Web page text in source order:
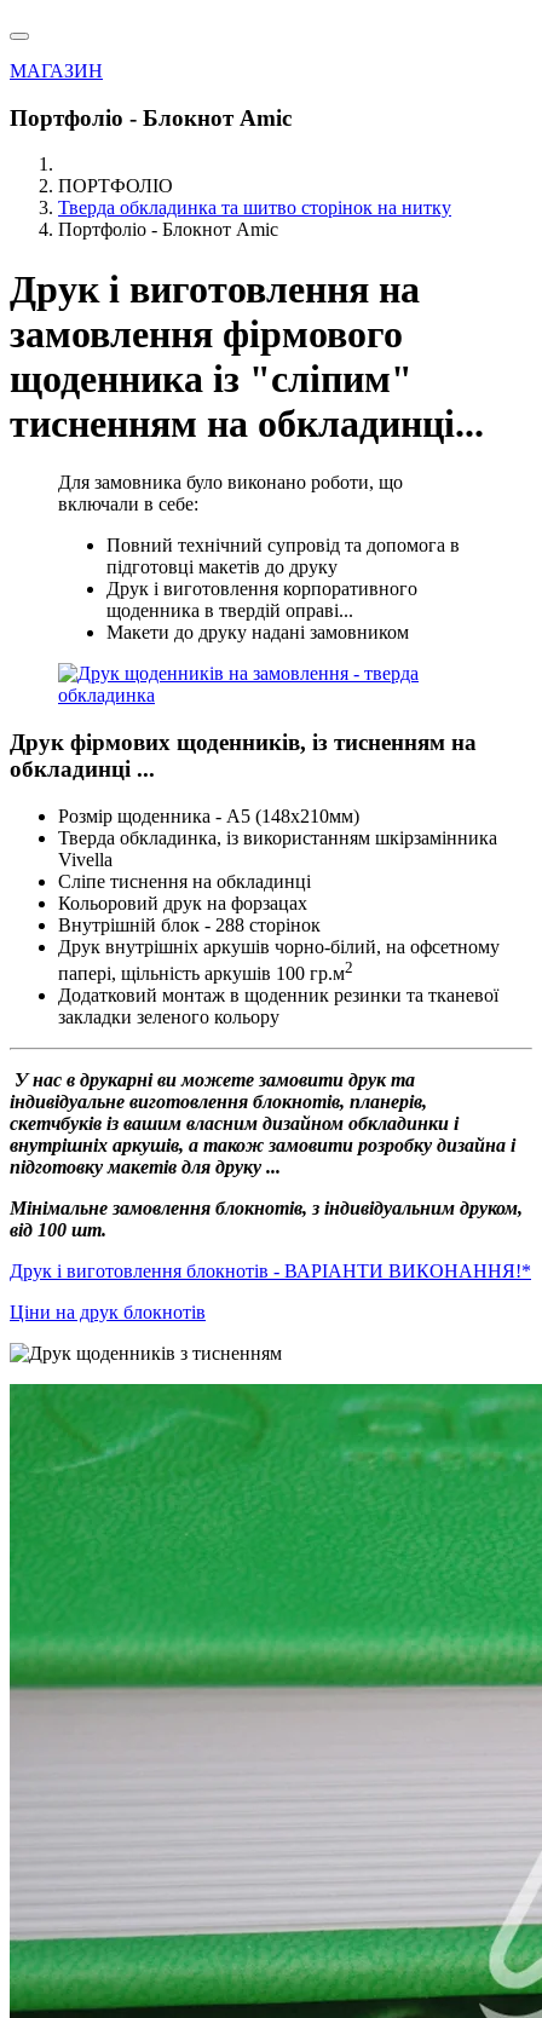
МАГАЗИН
Портфоліо - Блокнот Amic
ПОРТФОЛІО
Тверда обкладинка та шитво сторінок на нитку
Портфоліо - Блокнот Amic
Друк і виготовлення на
замовлення фірмового
щоденника із "сліпим"
тисненням на обкладинці...
Для замовника було виконано роботи, що
включали в себе:
Повний технічний супровід та допомога в
підготовці макетів до друку
Друк і виготовлення корпоративного
щоденника в твердій оправі...
Макети до друку надані замовником
Друк фірмових щоденників, із тисненням на
обкладинці ...
Розмір щоденника - А5 (148х210мм)
Тверда обкладинка, із використанням шкірзамінника
Vivella
Сліпе тиснення на обкладинці
Кольоровий друк на форзацах
Внутрішній блок - 288 сторінок
Друк внутрішніх аркушів чорно-білий, на офсетному
папері, щільність аркушів 100 гр.м2
Додатковий монтаж в щоденник резинки та тканевої
закладки зеленого кольору
У нас в друкарні ви можете замовити друк та
індивідуальне виготовлення блокнотів, планерів,
скетчбуків із вашим власним дизайном обкладинки і
внутрішніх аркушів, а також замовити розробку дизайна і
підготовку макетів для друку ...
Мінімальне замовлення блокнотів, з індивідуальним друком,
від 100 шт.
Друк і виготовлення блокнотів - ВАРІАНТИ ВИКОНАННЯ!*
Ціни на друк блокнотів